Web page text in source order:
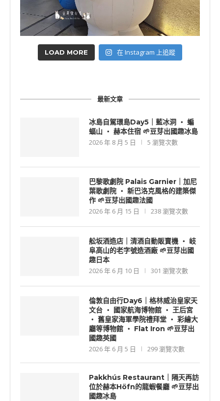
LOAD MORE 在 Instagram 上追蹤
最新文章
冰島自駕環島Day5｜藍冰洞 ‧ 蝙
蝠山 ‧ 赫本住宿 🌱豆芽出國趣冰島
2026 年 8 月 5 日
5 瀏覽次數
巴黎歌劇院 Palais Garnier｜加尼
葉歌劇院 ‧ 新巴洛克風格的建築傑
作 🌱豆芽出國趣法國
2026 年 6 月 15 日
238 瀏覽次數
舩坂酒造店｜清酒自動販賣機 ‧ 岐
阜高山的老字號造酒廠 🌱豆芽出國
趣日本
2026 年 6 月 10 日
301 瀏覽次數
倫敦自由行Day6｜格林威治皇家天
文台 ‧ 國家航海博物館 ‧ 王后宮
‧ 舊皇家海軍學院禮拜堂 ‧ 彩繪大
廳等博物館 ‧ Flat Iron 🌱豆芽出
國趣英國
2026 年 6 月 5 日
299 瀏覽次數
Pakkhús Restaurant｜隔天再訪
位於赫本Höfn的龍蝦餐廳 🌱豆芽出
國趣冰島